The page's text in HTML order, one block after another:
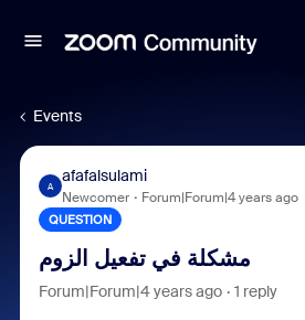
Events
A
afafalsulami
Newcomer Forum|Forum|4 years ago
QUESTION
مشكلة في تفعيل الزوم
Forum|Forum|4 years ago 1 reply